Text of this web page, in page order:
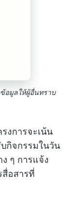
อมูลให้ผู้อื่นทราบ
งการจะเน้น
กิจกรรมในวัน
ๆ การแจ้ง
อสารที่